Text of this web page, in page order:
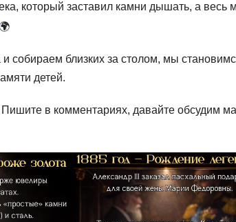
который заставил камни дышать, а весь
собираем близких за столом, мы
детей.
в комментариях, давайте обсудим